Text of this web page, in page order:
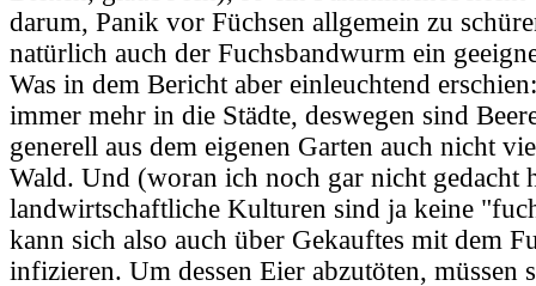
darum, Panik vor Füchsen allgemein zu
natürlich auch der Fuchsbandwurm ein
Was in dem Bericht aber einleuchtend
immer mehr in die Städte, deswegen sind
generell aus dem eigenen Garten auch nicht
Wald. Und (woran ich noch gar nicht gedacht
landwirtschaftliche Kulturen sind ja keine
kann sich also auch über Gekauftes mit dem
infizieren. Um dessen Eier abzutöten, müssen